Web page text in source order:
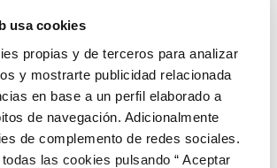
usa cookies
propias y de terceros para analizar
y mostrarte publicidad relacionada
en base a un perfil elaborado a
de navegación. Adicionalmente
de complemento de redes sociales.
las cookies pulsando “ Aceptar
verde basado en planes